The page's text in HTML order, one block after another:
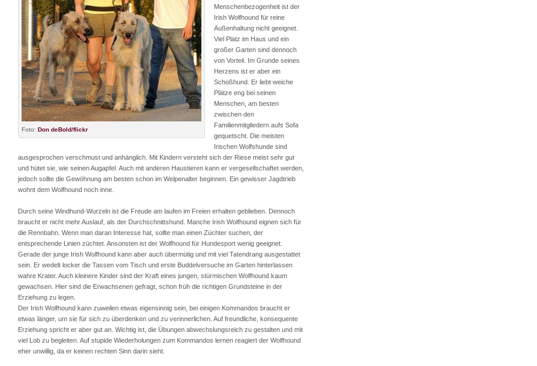
Foto: Don deBold/flickr
Menschenbezogenheit ist der
Irish Wolfhound für reine
Außenhaltung nicht geeignet.
Viel Platz im Haus und ein
großer Garten sind dennoch
von Vorteil. Im Grunde seines
Herzens ist er aber ein
Schoßhund. Er liebt weiche
Plätze eng bei seinen
Menschen, am besten
zwischen den
Familienmitgliedern aufs Sofa
gequetscht. Die meisten
Irischen Wolfshunde sind
ausgesprochen verschmust und anhänglich. Mit Kindern versteht sich der Riese meist sehr gut
und hütet sie, wie seinen Augapfel. Auch mit anderen Haustieren kann er vergesellschaftet werden,
jedoch sollte die Gewöhnung am besten schon im Welpenalter beginnen. Ein gewisser Jagdtrieb
wohnt dem Wolfhound noch inne.
Durch seine Windhund-Wurzeln ist die Freude am laufen im Freien erhalten geblieben. Dennoch
braucht er nicht mehr Auslauf, als der Durchschnittshund. Manche Irish Wolfhound eignen sich für
die Rennbahn. Wenn man daran Interesse hat, sollte man einen Züchter suchen, der
entsprechende Linien züchtet. Ansonsten ist der Wolfhound für Hundesport wenig geeignet.
Gerade der junge Irish Wolfhound kann aber auch übermütig und mit viel Tatendrang ausgestattet
sein. Er wedelt locker die Tassen vom Tisch und erste Buddelversuche im Garten hinterlassen
wahre Krater. Auch kleinere Kinder sind der Kraft eines jungen, stürmischen Wolfhound kaum
gewachsen. Hier sind die Erwachsenen gefragt, schon früh die richtigen Grundsteine in der
Erziehung zu legen.
Der Irish Wolfhound kann zuweilen etwas eigensinnig sein, bei einigen Kommandos braucht er
etwas länger, um sie für sich zu überdenken und zu verinnerlichen. Auf freundliche, konsequente
Erziehung spricht er aber gut an. Wichtig ist, die Übungen abwechslungsreich zu gestalten und mit
viel Lob zu begleiten. Auf stupide Wiederholungen zum Kommandos lernen reagiert der Wolfhound
eher unwillig, da er keinen rechten Sinn darin sieht.